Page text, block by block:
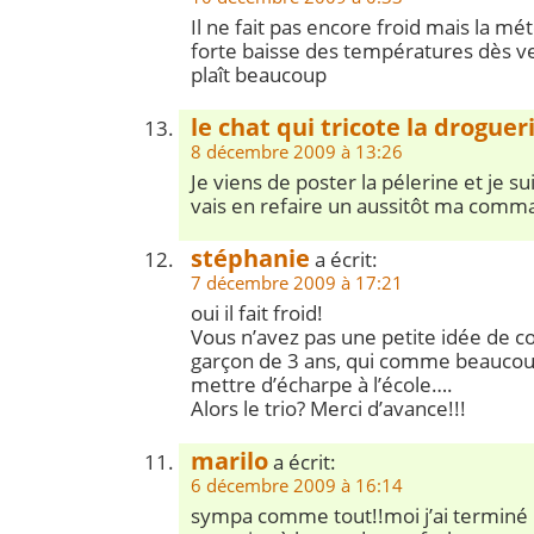
Il ne fait pas encore froid mais la
forte baisse des températures dès
plaît beaucoup
le chat qui tricote la
8 décembre 2009 à 13:26
Je viens de poster la pélerine et je
vais en refaire un aussitôt ma
stéphanie a écrit:
7 décembre 2009 à 17:21
oui il fait froid!
Vous n’avez pas une petite idée de
garçon de 3 ans, qui comme
mettre d’écharpe à l’école….
Alors le trio? Merci d’avance!!!
mariloa écrit:
6 décembre 2009 à 16:14
sympa comme tout!!moi j’ai